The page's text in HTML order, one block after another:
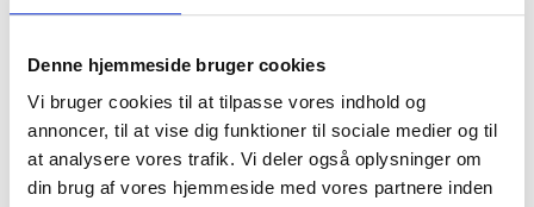
Denne hjemmeside bruger cookies
Vi bruger cookies til at tilpasse vores indhold og
annoncer, til at vise dig funktioner til sociale medier og til
at analysere vores trafik. Vi deler også oplysninger om
din brug af vores hjemmeside med vores partnere inden
Fra53,95 kr.
SE PRODUKT